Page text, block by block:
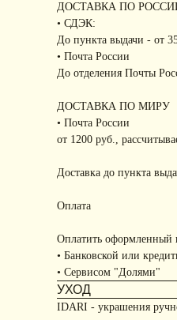
ДОСТАВКА ПО
• СДЭК:
До пункта выдачи - от
• Почта России
До отделения Почты
ДОСТАВКА ПО МИРУ
• Почта России
от 1200 руб.,
Доставка до пункта
Оплата
Оплатить оформленный
• Банковской или
• Сервисом "Долями"
УХОД
IDARI - украшения